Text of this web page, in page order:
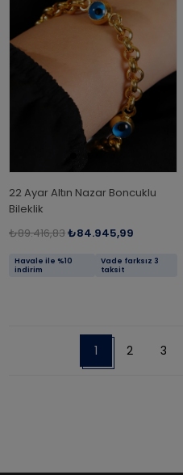
22 Ayar Altın Nazar Boncuklu
Bileklik
₺89.416,83₺84.945,99
Havale ile %10
indirim
Vade farksız 3
taksit
1 2 3